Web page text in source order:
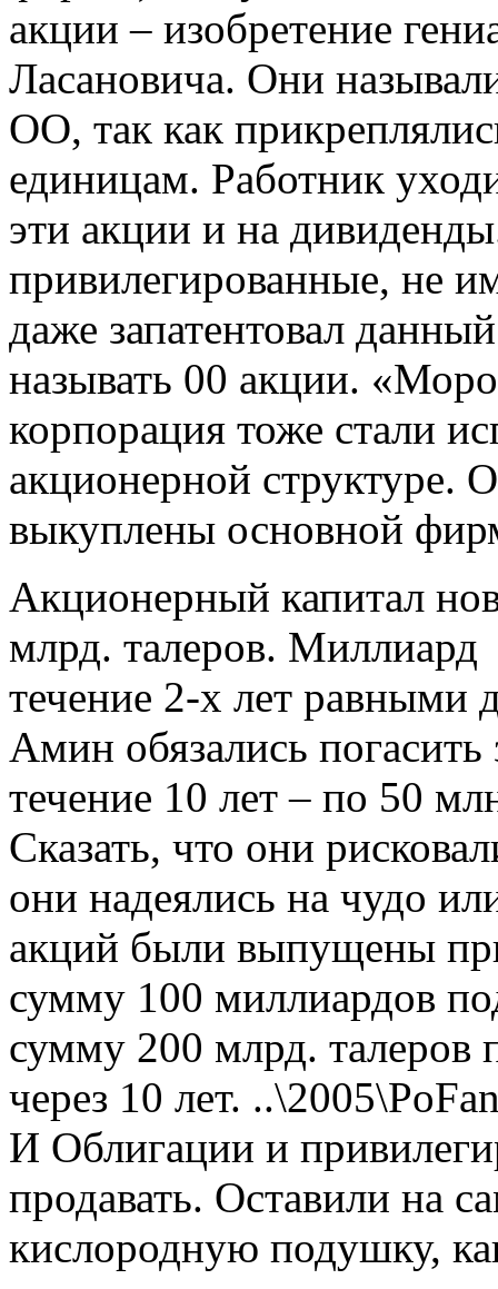
акции – изобретение
Ласановича. Они
ОО, так как
единицам. Работник
эти акции и на
привилегированные, не
даже запатентовал
называть 00 акции.
корпорация тоже стали
акционерной структуре.
выкуплены основной
Акционерный капитал
млрд. талеров.
течение 2-х лет равными
Амин обязались
течение 10 лет – по 50
Сказать, что они
они надеялись на чудо
акций были выпущены
сумму 100 миллиардов
сумму 200 млрд. талеров
через 10 лет.
И Облигации и
продавать. Оставили на
кислородную подушку,